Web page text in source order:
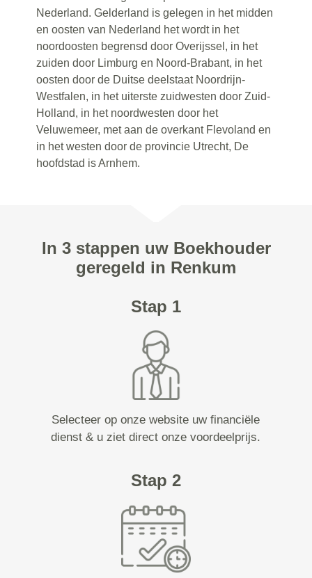
Nederland. Gelderland is gelegen in het midden
en oosten van Nederland het wordt in het
noordoosten begrensd door Overijssel, in het
zuiden door Limburg en Noord-Brabant, in het
oosten door de Duitse deelstaat Noordrijn-
Westfalen, in het uiterste zuidwesten door Zuid-
Holland, in het noordwesten door het
Veluwemeer, met aan de overkant Flevoland en
in het westen door de provincie Utrecht, De
hoofdstad is Arnhem.
In 3 stappen uw Boekhouder
geregeld in Renkum
Stap 1
Selecteer op onze website uw financiële
dienst & u ziet direct onze voordeelprijs.
Stap 2